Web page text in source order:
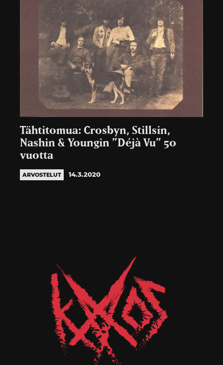
Tähtitomua: Crosbyn, Stillsin,
Nashin & Youngin ”Déjà Vu” 50
vuotta
ARVOSTELUT 14.3.2020